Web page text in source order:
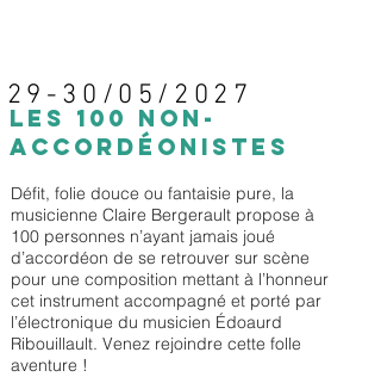
29-30/05/2027
LES 100 NON-
ACCORDÉONISTES
Défit, folie douce ou fantaisie pure, la
musicienne Claire Bergerault propose à
100 personnes n’ayant jamais joué
d’accordéon de se retrouver sur scène
pour une composition mettant à l’honneur
cet instrument accompagné et porté par
l’électronique du musicien Édoaurd
Ribouillault. Venez rejoindre cette folle
aventure !